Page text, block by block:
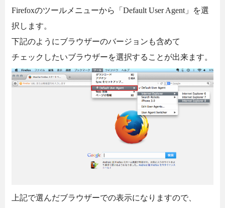
Firefoxのツールメニューから「Default User Agent」を選
択します。
下記のようにブラウザーのバージョンも含めて
チェックしたいブラウザーを選択することが出来ます。
上記で選んだブラウザーでの表示になりますので、